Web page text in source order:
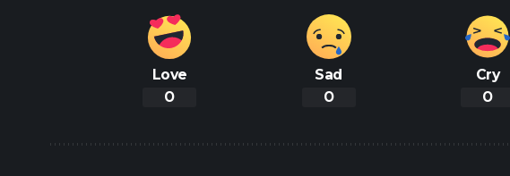
Love
0
Sad
0
Cry
0